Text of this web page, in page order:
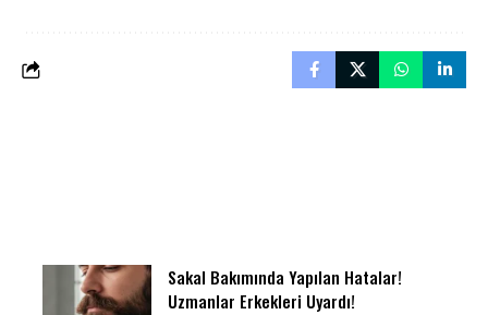
Sakal Bakımında Yapılan Hatalar!
Uzmanlar Erkekleri Uyardı!